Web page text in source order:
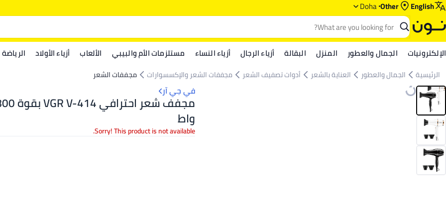
English
Other
Doha
الإلكترونيات الجمال والعطور المنزل البقالة أزياء الرجال أزياء النساء مستلزمات الأم والبيبي الألعاب أزياء الأولاد الرياضة
الرئيسية الجمال والعطور العناية بالشعر أدوات تصفيف الشعر مجففات الشعر والإكسسوارات مجففات الشعر
في جي آر
واط
Sorry! This product is not available.